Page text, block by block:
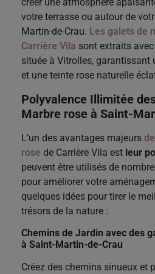
créer une atmosphère
votre terrasse ou autour de
Martin-de-Crau. Les galets de
Carrière Vila sont extraits
située à Vitrolles, garantissant
et une teinte rose naturelle
Polyvalence Illimitée
Marbre rose à Saint-
L’un des avantages majeurs
rose de Carrière Vila est leur
peuvent être utilisés de
pour améliorer votre
quelques idées pour tirer le
trésors de la nature :
Chemins de Jardin avec des
à Saint-Martin-de-Crau
Créez des chemins sinueux et